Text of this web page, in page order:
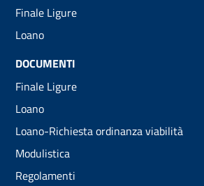
Finale Ligure
Loano
DOCUMENTI
Finale Ligure
Loano
Loano-Richiesta ordinanza viabilità
Modulistica
Regolamenti